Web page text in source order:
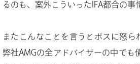
るのも、案外こういったIFA都合の事
またこんなことを言うとボスに怒ら
弊社AMGの全アドバイザーの中でも